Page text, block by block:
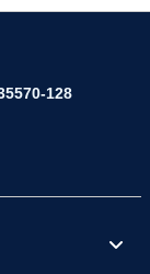
128